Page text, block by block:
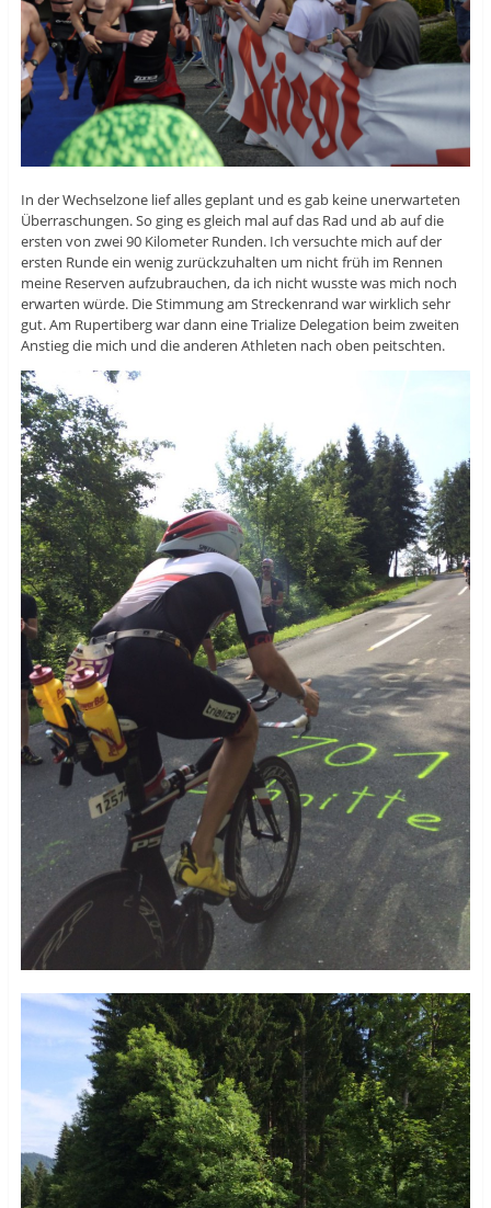
In der Wechselzone lief alles geplant und es gab keine unerwarteten
Überraschungen. So ging es gleich mal auf das Rad und ab auf die
ersten von zwei 90 Kilometer Runden. Ich versuchte mich auf der
ersten Runde ein wenig zurückzuhalten um nicht früh im Rennen
meine Reserven aufzubrauchen, da ich nicht wusste was mich noch
erwarten würde. Die Stimmung am Streckenrand war wirklich sehr
gut. Am Rupertiberg war dann eine Trialize Delegation beim zweiten
Anstieg die mich und die anderen Athleten nach oben peitschten.